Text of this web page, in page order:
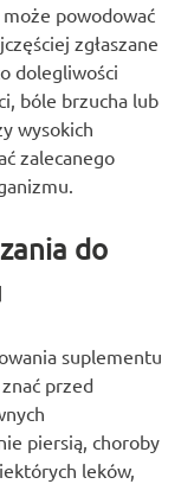
powodować
zgłaszane
dolegliwości
bóle brzucha lub
wysokich
zalecanego
do
suplementu
przed
piersią, choroby
leków,